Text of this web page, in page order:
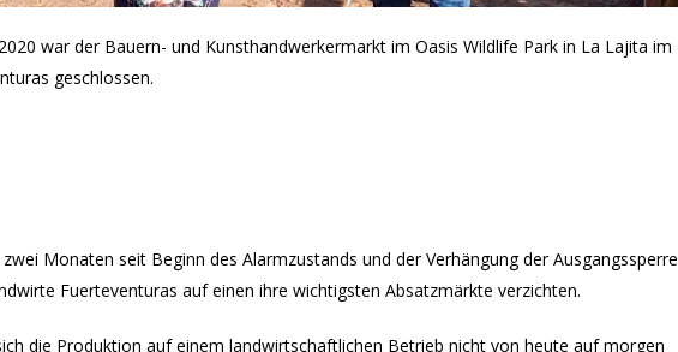
war der Bauern- und Kunsthandwerkermarkt im Oasis Wildlife Park in La Lajita im
geschlossen.
Monaten seit Beginn des Alarmzustands und der Verhängung der Ausgangssperre
Fuerteventuras auf einen ihre wichtigsten Absatzmärkte verzichten.
die Produktion auf einem landwirtschaftlichen Betrieb nicht von heute auf morgen